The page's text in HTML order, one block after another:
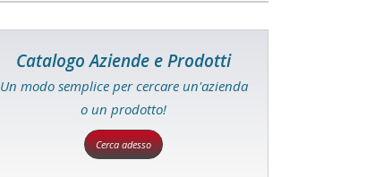
Catalogo Aziende e Prodotti
Un modo semplice per cercare un'azienda
o un prodotto!
Cerca adesso